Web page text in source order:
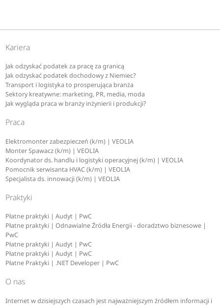
Kariera
Jak odzyskać podatek za pracę za granicą
Jak odzyskać podatek dochodowy z Niemiec?
Transport i logistyka to prosperująca branża
Sektory kreatywne: marketing, PR, media, moda
Jak wygląda praca w branży inżynierii i produkcji?
Praca
Elektromonter zabezpieczeń (k/m) | VEOLIA
Monter Spawacz (k/m) | VEOLIA
Koordynator ds. handlu i logistyki operacyjnej (k/m) | VEOLIA
Pomocnik serwisanta HVAC (k/m) | VEOLIA
Specjalista ds. innowacji (k/m) | VEOLIA
Praktyki
Płatne praktyki | Audyt | PwC
Płatne praktyki | Odnawialne Źródła Energii - doradztwo biznesowe |
PwC
Płatne praktyki | Audyt | PwC
Płatne praktyki | Audyt | PwC
Płatne Praktyki | .NET Developer | PwC
O nas
Internet w dzisiejszych czasach jest najważniejszym źródłem informacji i